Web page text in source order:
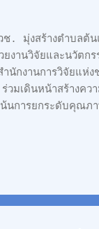
มุ่งสร้างตำบลต้น
งานวิจัยและนวัตก
กงานการวิจัยแห่
มเดินหน้าสร้างคว
นการยกระดับคุณภ
วยการรักษาความ
หวัด กิจกรรมนี้จัด